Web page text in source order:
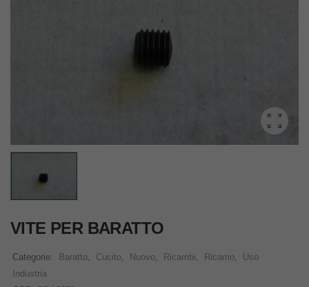
VITE PER BARATTO
Categorie: Baratto, Cucito, Nuovo, Ricambi, Ricamo,
Uso
Industria